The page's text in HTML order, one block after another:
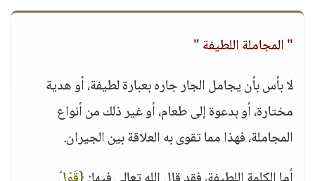
" المجاملة اللطيفة "
لا بأس بأن يجامل الجار جاره بعبارة لطيفة، أو هدية
مختارة، أو بدعوة إلى طعام، أو غير ذلك من أنواع
المجاملة، فهذا مما تقوى به العلاقة بين الجيران.